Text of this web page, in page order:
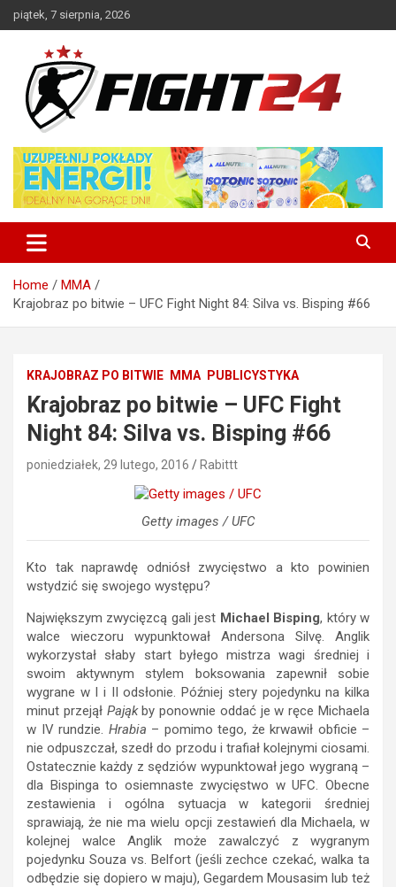
Skip
to
piątek, 7 sierpnia, 2026
FIGHT24.PL – MMA i K-1, UFC
Home
MMA
Krajobraz po bitwie – UFC Fight Night 84: Silva vs. Bisping #66
KRAJOBRAZ PO BITWIE MMA PUBLICYSTYKA
Krajobraz po bitwie – UFC Fight
Night 84: Silva vs. Bisping #66
poniedziałek, 29 lutego, 2016 Rabittt
Getty images / UFC
Kto tak naprawdę odniósł zwycięstwo a kto powinien
wstydzić się swojego występu?
Największym zwycięzcą gali jest Michael Bisping, który w
walce wieczoru wypunktował Andersona Silvę. Anglik
wykorzystał słaby start byłego mistrza wagi średniej i
swoim aktywnym stylem boksowania zapewnił sobie
wygrane w I i II odsłonie. Później stery pojedynku na kilka
minut przejął Pająkby ponownie oddać je w ręce Michaela
w IV rundzie. Hrabia – pomimo tego, że krwawił obficie –
nie odpuszczał, szedł do przodu i trafiał kolejnymi ciosami.
Ostatecznie każdy z sędziów wypunktował jego wygraną –
dla Bispinga to osiemnaste zwycięstwo w UFC. Obecne
zestawienia i ogólna sytuacja w kategorii średniej
sprawiają, że nie ma wielu opcji zestawień dla Michaela, w
kolejnej walce Anglik może zawalczyć z wygranym
pojedynku Souza vs. Belfort (jeśli zechce czekać, walka ta
odbędzie się dopiero w maju), Gegardem Mousasim lub też